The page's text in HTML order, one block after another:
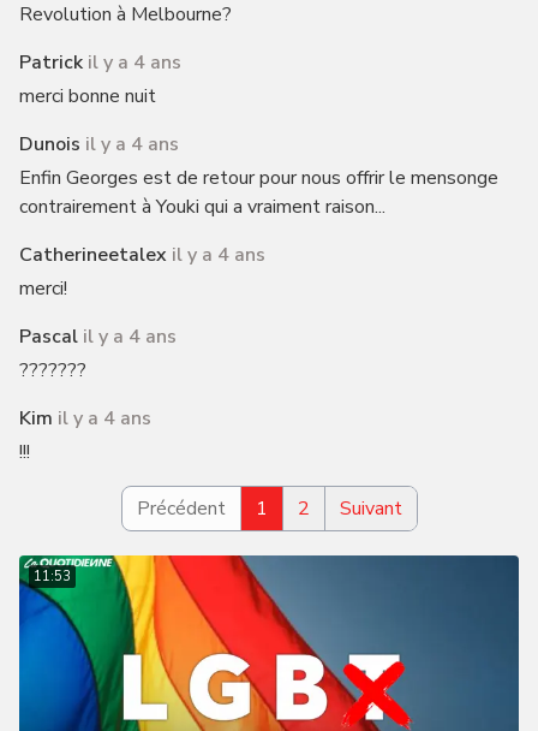
Revolution à Melbourne?
Patrick il y a 4 ans
merci bonne nuit
Dunois il y a 4 ans
Enfin Georges est de retour pour nous offrir le mensonge
contrairement à Youki qui a vraiment raison...
Catherineetalex il y a 4 ans
merci!
Pascal il y a 4 ans
???????
Kim il y a 4 ans
!!!
Précédent 1 2 Suivant
11:53